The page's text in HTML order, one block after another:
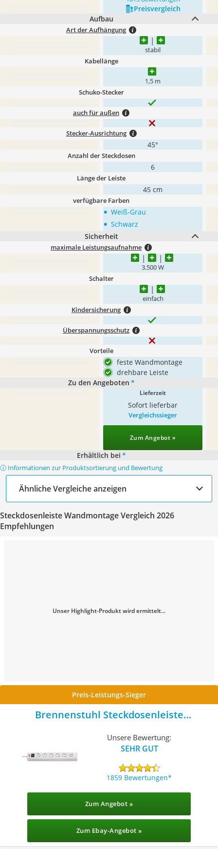
Preis­vergleich
Aufbau
Art der Aufhängung
stabil
Kabellänge
1,5 m
Schuko-Stecker
auch für außen
Stecker-Ausrichtung
45°
Anzahl der Steckdosen
6
Länge der Leiste
45 cm
verfügbare Farben
• Weiß-Grau
• Schwarz
Sicherheit
maximale Leistungsaufnahme
3.500 W
Schalter
einfach
Kindersicherung
Überspannungsschutz
Vorteile
feste Wandmontage
drehbare Leiste
Zu den Angeboten *
Lieferzeit
Sofort lieferbar
Vergleichssieger
Zum Angebot »
Erhältlich bei *
ⓘ Informationen zur Produktsortierung und Bewertung
Ähnliche Vergleiche anzeigen
Steckdosenleiste Wandmontage Vergleich 2026
Empfehlungen
Unser Highlight-Produkt wird ermittelt...
Preis-Leistungs-Sieger
Brennenstuhl Steckdosenleiste
Unsere Bewertung:
SEHR GUT
1859 Bewertungen
Zum Angebot »
Zum Ebay-Angebot »